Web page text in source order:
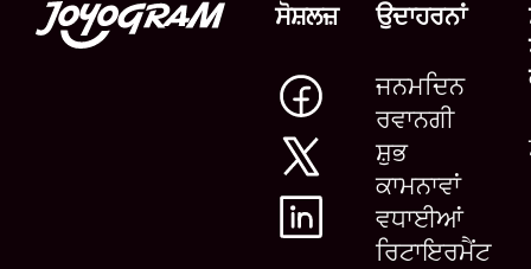
ਸੋਸ਼ਲਜ਼ ਉਦਾਹਰਨਾਂ
ਜਨਮਦਿਨ
ਰਵਾਨਗੀ
ਸ਼ੁਭ
ਕਾਮਨਾਵਾਂ
ਵਧਾਈਆਂ
ਰਿਟਾਇਰਮੈਂਟ